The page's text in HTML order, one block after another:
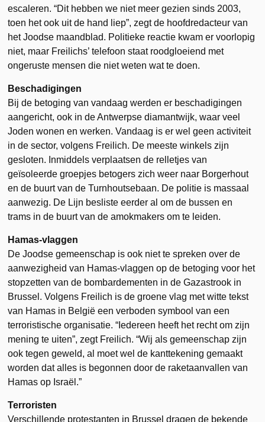
escaleren. “Dit hebben we niet meer gezien sinds 2003,
toen het ook uit de hand liep”, zegt de hoofdredacteur van
het Joodse maandblad. Politieke reactie kwam er voorlopig
niet, maar Freilichs’ telefoon staat roodgloeiend met
ongeruste mensen die niet weten wat te doen.
Beschadigingen
Bij de betoging van vandaag werden er beschadigingen
aangericht, ook in de Antwerpse diamantwijk, waar veel
Joden wonen en werken. Vandaag is er wel geen activiteit
in de sector, volgens Freilich. De meeste winkels zijn
gesloten. Inmiddels verplaatsen de relletjes van
geïsoleerde groepjes betogers zich weer naar Borgerhout
en de buurt van de Turnhoutsebaan. De politie is massaal
aanwezig. De Lijn besliste eerder al om de bussen en
trams in de buurt van de amokmakers om te leiden.
Hamas-vlaggen
De Joodse gemeenschap is ook niet te spreken over de
aanwezigheid van Hamas-vlaggen op de betoging voor het
stopzetten van de bombardementen in de Gazastrook in
Brussel. Volgens Freilich is de groene vlag met witte tekst
van Hamas in België een verboden symbool van een
terroristische organisatie. “Iedereen heeft het recht om zijn
mening te uiten”, zegt Freilich. “Wij als gemeenschap zijn
ook tegen geweld, al moet wel de kanttekening gemaakt
worden dat alles is begonnen door de raketaanvallen van
Hamas op Israël.”
Terroristen
Verschillende protestanten in Brussel dragen de bekende